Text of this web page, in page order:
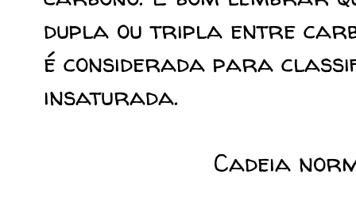
dupla ou tripla entre
é considerada para
insaturada.
Cadeia